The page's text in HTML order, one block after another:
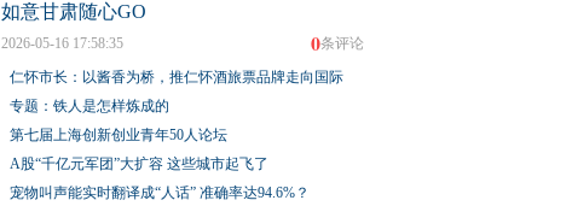
如意甘肃随心GO
0条评论
2026-05-16 17:58:35
仁怀市长：以酱香为桥，推仁怀酒旅票品牌走向国际
专题：铁人是怎样炼成的
第七届上海创新创业青年50人论坛
A股“千亿元军团”大扩容 这些城市起飞了
宠物叫声能实时翻译成“人话” 准确率达94.6%？